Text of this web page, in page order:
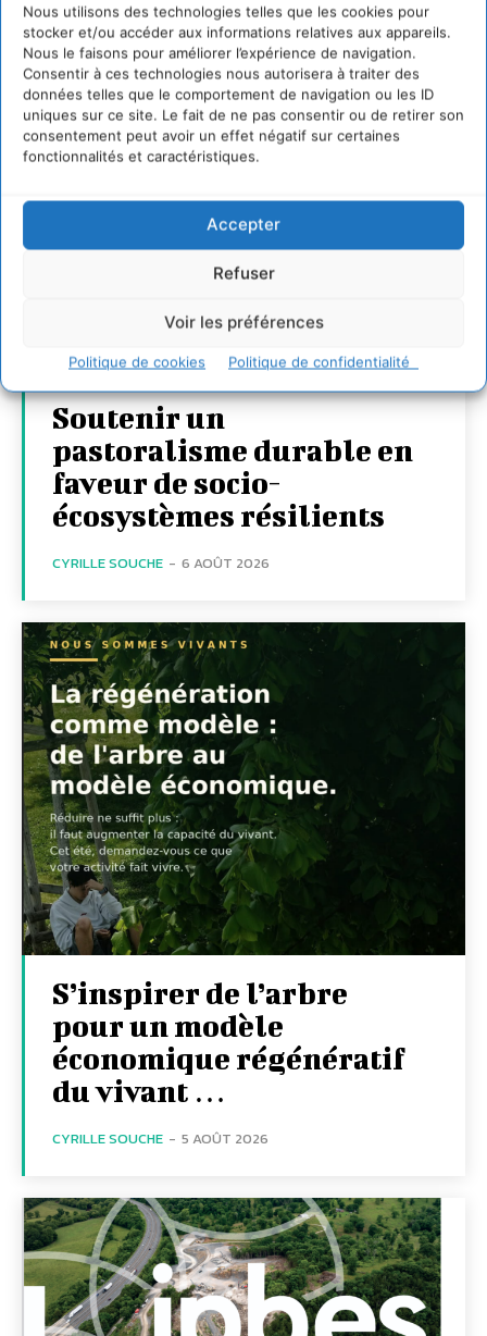
Nous utilisons des technologies telles que les cookies pour
stocker et/ou accéder aux informations relatives aux appareils.
Nous le faisons pour améliorer l’expérience de navigation.
Consentir à ces technologies nous autorisera à traiter des
données telles que le comportement de navigation ou les ID
uniques sur ce site. Le fait de ne pas consentir ou de retirer son
consentement peut avoir un effet négatif sur certaines
fonctionnalités et caractéristiques.
Accepter
Refuser
Voir les préférences
Politique de cookies Politique de confidentialité
Soutenir un
pastoralisme durable en
faveur de socio-
écosystèmes résilients
CYRILLE SOUCHE - 6 AOÛT 2026
S’inspirer de l’arbre
pour un modèle
économique régénératif
du vivant …
CYRILLE SOUCHE - 5 AOÛT 2026